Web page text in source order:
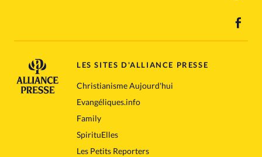
LES SITES D'ALLIANCE PRESSE
Christianisme Aujourd'hui
Evangéliques.info
Family
SpirituElles
Les Petits Reporters